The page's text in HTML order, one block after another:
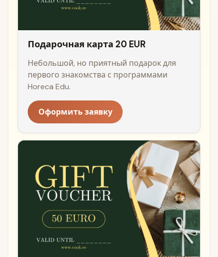
Подарочная карта 20 EUR
Небольшой, но приятный подарок для
первого знакомства с программами
Horeca Edu.
Оформить заявку